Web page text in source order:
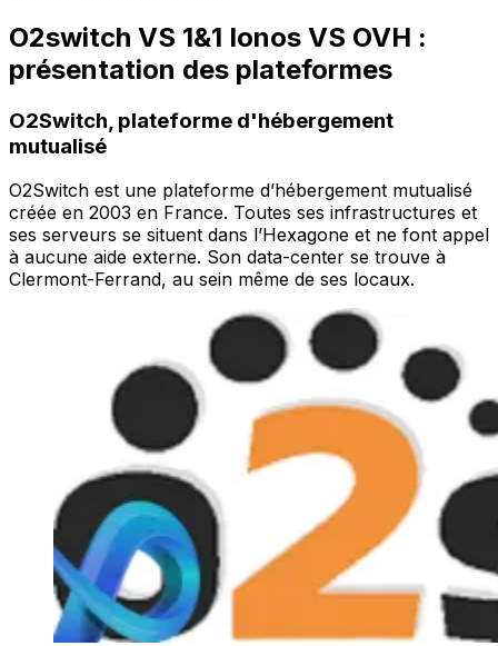
O2switch VS 1&1 Ionos VS OVH :
présentation des plateformes
O2Switch, plateforme d'hébergement
mutualisé
O2Switch est une plateforme d’hébergement mutualisé
créée en 2003 en France. Toutes ses infrastructures et
ses serveurs se situent dans l’Hexagone et ne font appel
à aucune aide externe. Son data-center se trouve à
Clermont-Ferrand, au sein même de ses locaux.